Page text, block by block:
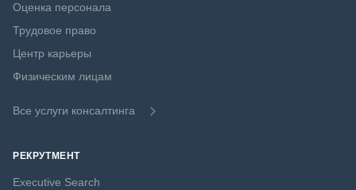
Оценка персонала
Трудовое право
Центр карьеры
Физическим лицам
Все услуги консалтинга
РЕКРУТМЕНТ
Executive Search